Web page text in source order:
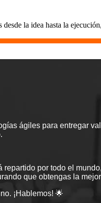
la idea hasta la
ágiles para entregar
por todo el
que obtengas la
¡Hablemos! 🌟